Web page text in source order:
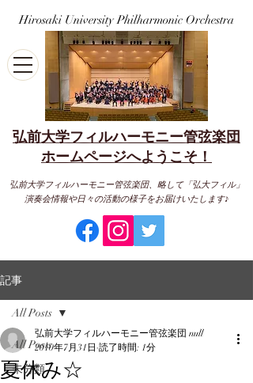
弘前大学フィルハーモニー管弦楽団
​ホームページへようこそ！
Hirosaki University Philharmonic Orchestra
弘前大学フィルハーモニー管弦楽団、略して「弘大フィル」
演奏会情報や日々の活動の様子をお届けいたします♪
記事
All Posts
未分類
All Posts
夏休み☆
弘前大学フィルハーモニー管弦楽団 null
2010年7月31日 読了時間: 1分